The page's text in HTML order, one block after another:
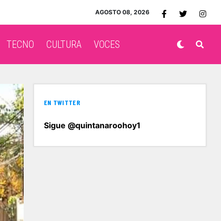
AGOSTO 08, 2026
TECNO CULTURA VOCES
EN TWITTER
Sigue @quintanaroohoy1